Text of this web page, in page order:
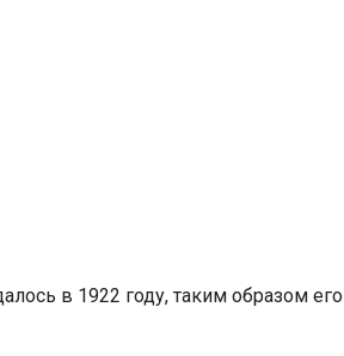
в 1922 году, таким образом его